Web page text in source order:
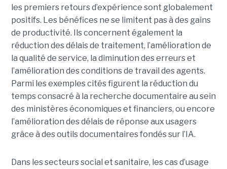
les premiers retours d’expérience sont globalement
positifs. Les bénéfices ne se limitent pas à des gains
de productivité. Ils concernent également la
réduction des délais de traitement, l’amélioration de
la qualité de service, la diminution des erreurs et
l’amélioration des conditions de travail des agents.
Parmi les exemples cités figurent la réduction du
temps consacré à la recherche documentaire au sein
des ministères économiques et financiers, ou encore
l’amélioration des délais de réponse aux usagers
grâce à des outils documentaires fondés sur l’IA.
Dans les secteurs social et sanitaire, les cas d’usage